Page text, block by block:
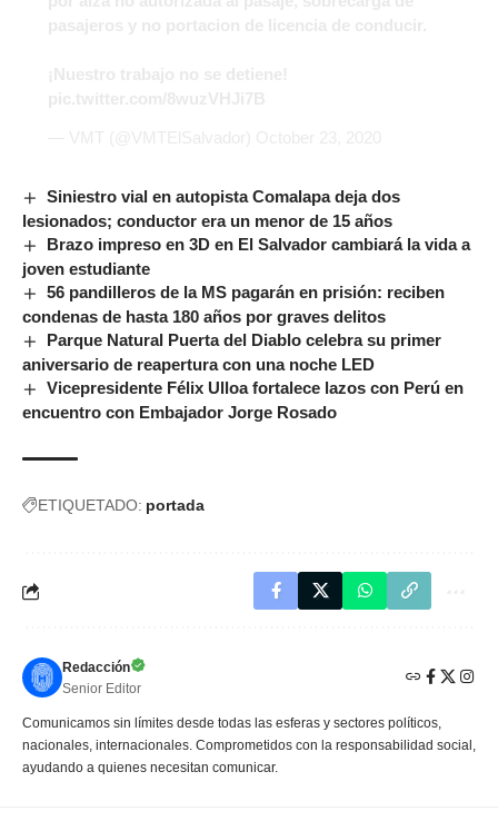
Siniestro vial en autopista Comalapa deja dos
lesionados; conductor era un menor de 15 años
Brazo impreso en 3D en El Salvador cambiará la vida a
joven estudiante
56 pandilleros de la MS pagarán en prisión: reciben
condenas de hasta 180 años por graves delitos
Parque Natural Puerta del Diablo celebra su primer
aniversario de reapertura con una noche LED
Vicepresidente Félix Ulloa fortalece lazos con Perú en
encuentro con Embajador Jorge Rosado
ETIQUETADO: portada
Redacción
Senior Editor
Comunicamos sin límites desde todas las esferas y sectores políticos,
nacionales, internacionales. Comprometidos con la responsabilidad social,
ayudando a quienes necesitan comunicar.